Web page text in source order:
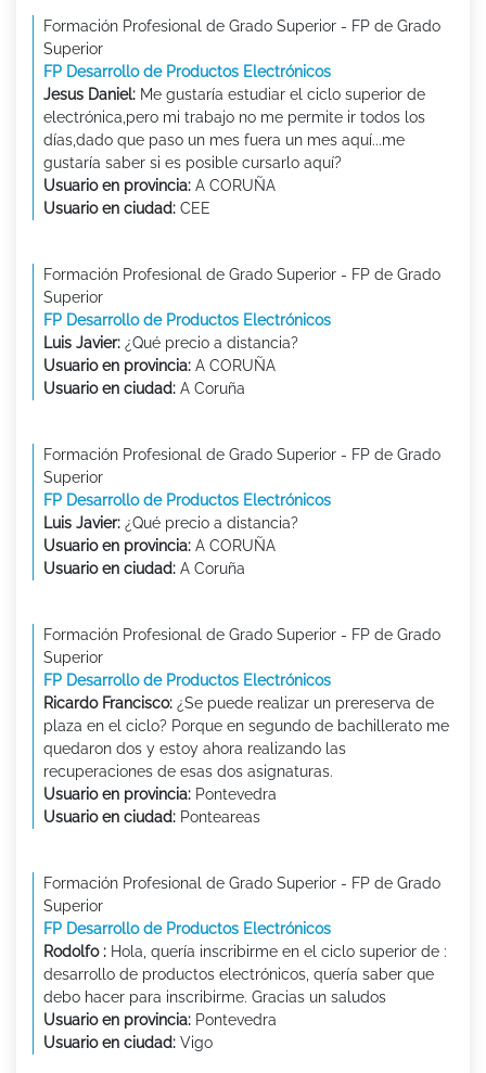
Formación Profesional de Grado Superior - FP de Grado
Superior
FP Desarrollo de Productos Electrónicos
Jesus Daniel: Me gustaría estudiar el ciclo superior de
electrónica,pero mi trabajo no me permite ir todos los
días,dado que paso un mes fuera un mes aquí...me
gustaría saber si es posible cursarlo aquí?
Usuario en provincia: A CORUÑA
Usuario en ciudad: CEE
Formación Profesional de Grado Superior - FP de Grado
Superior
FP Desarrollo de Productos Electrónicos
Luis Javier: ¿Qué precio a distancia?
Usuario en provincia: A CORUÑA
Usuario en ciudad: A Coruña
Formación Profesional de Grado Superior - FP de Grado
Superior
FP Desarrollo de Productos Electrónicos
Luis Javier: ¿Qué precio a distancia?
Usuario en provincia: A CORUÑA
Usuario en ciudad: A Coruña
Formación Profesional de Grado Superior - FP de Grado
Superior
FP Desarrollo de Productos Electrónicos
Ricardo Francisco: ¿Se puede realizar un prereserva de
plaza en el ciclo? Porque en segundo de bachillerato me
quedaron dos y estoy ahora realizando las
recuperaciones de esas dos asignaturas.
Usuario en provincia: Pontevedra
Usuario en ciudad: Ponteareas
Formación Profesional de Grado Superior - FP de Grado
Superior
FP Desarrollo de Productos Electrónicos
Rodolfo : Hola, quería inscribirme en el ciclo superior de :
desarrollo de productos electrónicos, quería saber que
debo hacer para inscribirme. Gracias un saludos
Usuario en provincia: Pontevedra
Usuario en ciudad: Vigo